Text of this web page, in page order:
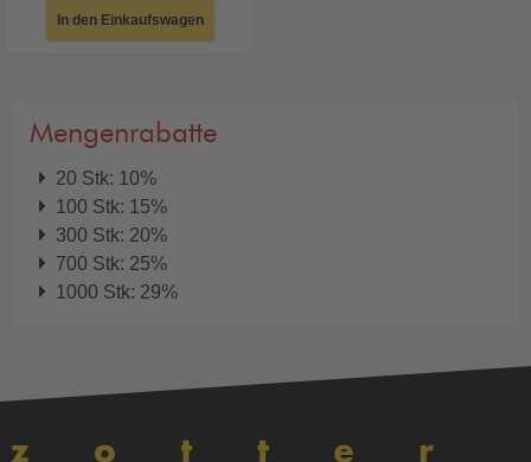
In den Einkaufswagen
Mengenrabatte
20 Stk: 10%
100 Stk: 15%
300 Stk: 20%
700 Stk: 25%
1000 Stk: 29%